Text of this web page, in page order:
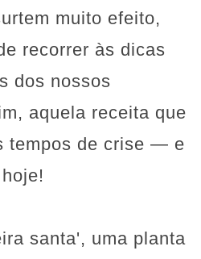
muito efeito,
recorrer às dicas
dos nossos
aquela receita que
tempos de crise — e
santa', uma planta